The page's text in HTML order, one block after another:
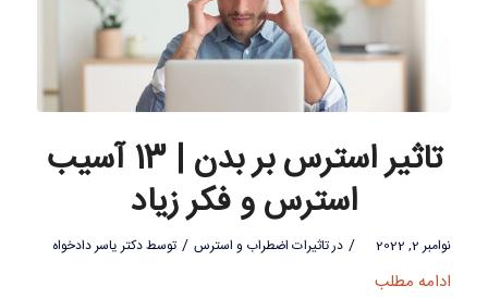
تاثیر استرس بر بدن | 13 آسیب
استرس و فکر زیاد
نوامبر 2, 2022 / درتاثیرات اضطراب و استرس / توسطدکتر یاسر دادخواه
ادامه مطلب